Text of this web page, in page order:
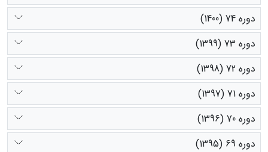
دوره 74 (1400)
دوره 73 (1399)
دوره 72 (1398)
دوره 71 (1397)
دوره 70 (1396)
دوره 69 (1395)